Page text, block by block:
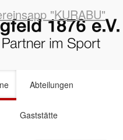
"KURABU"
Abteilungen
Gaststätte